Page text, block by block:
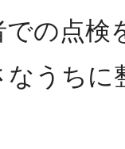
の点検
なうちに